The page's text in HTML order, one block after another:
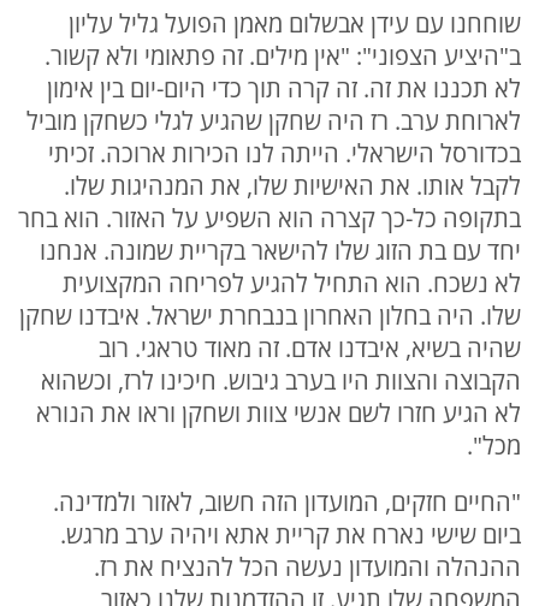
שוחחנו עם עידן אבשלום מאמן הפועל גליל עליון
ב"היציע הצפוני": "אין מילים. זה פתאומי ולא קשור.
לא תכננו את זה. זה קרה תוך כדי היום-יום בין אימון
לארוחת ערב. רז היה שחקן שהגיע לגלי כשחקן מוביל
בכדורסל הישראלי. הייתה לנו הכירות ארוכה. זכיתי
לקבל אותו. את האישיות שלו, את המנהיגות שלו.
בתקופה כל-כך קצרה הוא השפיע על האזור. הוא בחר
יחד עם בת הזוג שלו להישאר בקריית שמונה. אנחנו
לא נשכח. הוא התחיל להגיע לפריחה המקצועית
שלו. היה בחלון האחרון בנבחרת ישראל. איבדנו שחקן
שהיה בשיא, איבדנו אדם. זה מאוד טראגי. רוב
הקבוצה והצוות היו בערב גיבוש. חיכינו לרז, וכשהוא
לא הגיע חזרו לשם אנשי צוות ושחקן וראו את הנורא
מכל".
"החיים חזקים, המועדון הזה חשוב, לאזור ולמדינה.
ביום שישי נארח את קריית אתא ויהיה ערב מרגש.
ההנהלה והמועדון נעשה הכל להנציח את רז.
המשפחה שלו תגיע. זו ההזדמנות שלנו כאזור